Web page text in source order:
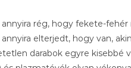
rég, hogy fekete-fehér
annyira elterjedt, hogy van,
darabok egyre kisebbé